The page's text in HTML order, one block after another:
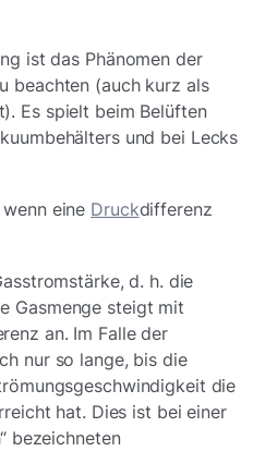
ist das Phänomen der
beachten (auch kurz als
Es spielt beim Belüften
und bei Lecks
eine Druckdifferenz
d. h. die
Gasmenge steigt mit
an. Im Falle der
nur so lange, bis die
die
hat. Dies ist bei einer
bezeichneten